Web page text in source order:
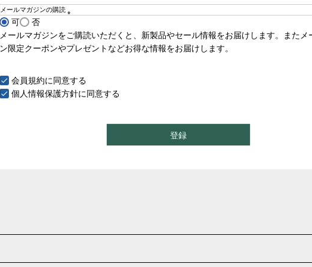
メールマガジンの購読
必
須
可
否
メールマガジンをご購読いただくと、新製品やセール情報をお届けします。またメ
ン限定クーポンやプレゼントなどお得な情報をお届けします。
会員規約に同意する
個人情報保護方針に同意する
登録